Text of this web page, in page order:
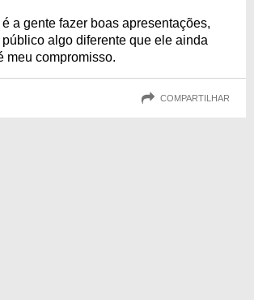
a gente fazer boas apresentações,
algo diferente que ele ainda
meu compromisso.
COMPARTILHAR